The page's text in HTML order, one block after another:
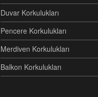
Duvar Korkulukları
Pencere Korkulukları
Merdiven Korkulukları
Balkon Korkulukları